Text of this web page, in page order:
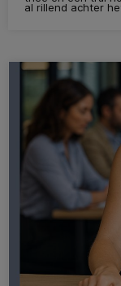
al rillend achter
hele thermostaat-